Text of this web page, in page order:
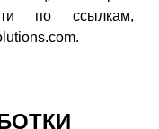
по ссылкам,